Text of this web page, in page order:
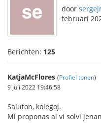
door
februari
Berichten: 125
KatjaMcFlores (Profiel tonen)
9 juli 2022 19:46:58
Saluton, kolegoj.
Mi proponas al vi solvi